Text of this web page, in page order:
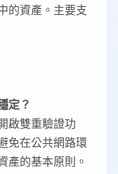
的資產。主要支
定？
啟雙重驗證功
免在公共網路環
產的基本原則。